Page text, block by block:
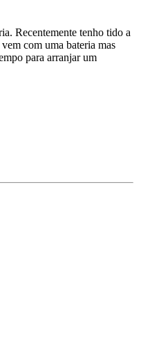
Recentemente tenho tido a
com uma bateria mas
para arranjar um